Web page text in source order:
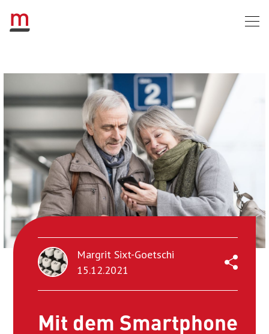
Margrit Sixt-Goetschi
15.12.2021
Mit dem Smartphone